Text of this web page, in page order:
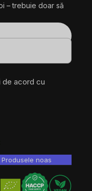
– trebuie doar să
de acord cu
Produsele noastre sunt